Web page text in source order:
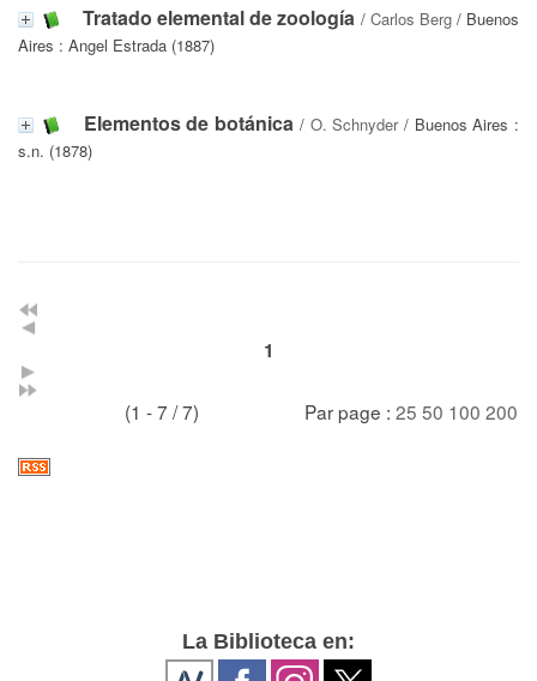
Tratado elemental de zoología / Carlos Berg/ Buenos
Aires : Angel Estrada (1887)
Elementos de botánica / O. Schnyder/ Buenos Aires :
s.n. (1878)
1
(1 - 7 / 7) Par page : 25 50 100 200
La Biblioteca en: